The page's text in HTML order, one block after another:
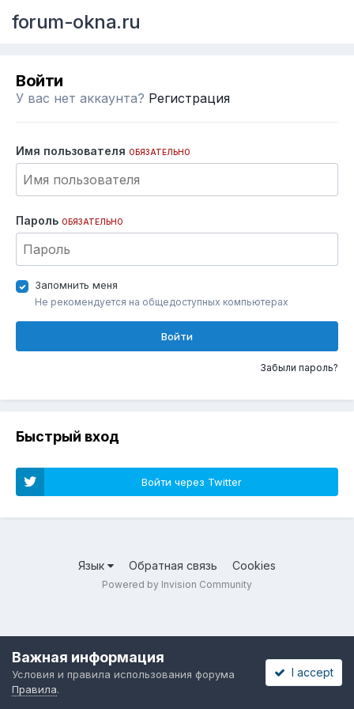
forum-okna.ru
Войти
У вас нет аккаунта? Регистрация
Имя пользователя ОБЯЗАТЕЛЬНО
Пароль ОБЯЗАТЕЛЬНО
Запомнить меня
Не рекомендуется на общедоступных компьютерах
Войти
Забыли пароль?
Быстрый вход
Войти через Twitter
Язык Обратная связь Cookies
Powered by Invision Community
Важная информация
Условия и правила использования форума
Правила.
I accept